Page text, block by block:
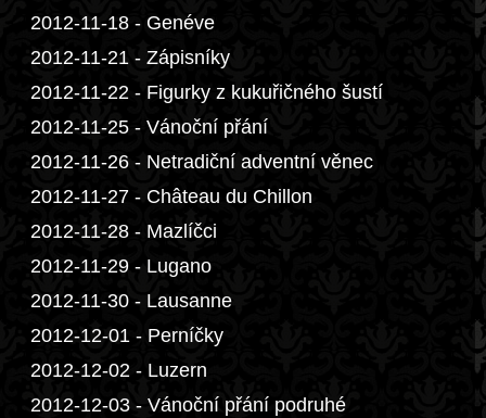
2012-11-18 - Genéve
2012-11-21 - Zápisníky
2012-11-22 - Figurky z kukuřičného šustí
2012-11-25 - Vánoční přání
2012-11-26 - Netradiční adventní věnec
2012-11-27 - Château du Chillon
2012-11-28 - Mazlíčci
2012-11-29 - Lugano
2012-11-30 - Lausanne
2012-12-01 - Perníčky
2012-12-02 - Luzern
2012-12-03 - Vánoční přání podruhé